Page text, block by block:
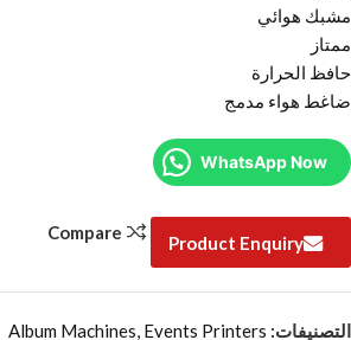
مشبك هوائي
ممتاز
حافظ الحرارة
ضاغط هواء مدمج
WhatsApp Now
Product Enquiry
Compare
التصنيفات: Album Machines, Events Printers